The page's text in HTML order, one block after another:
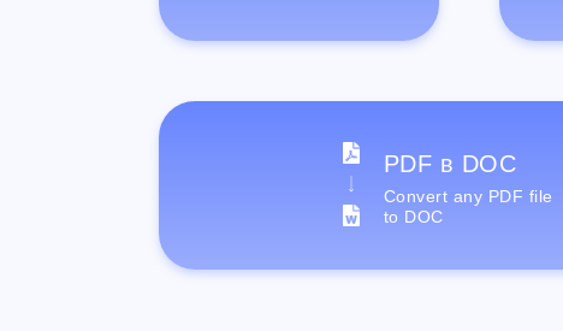
PDF в DOC
Convert any PDF file
to DOC